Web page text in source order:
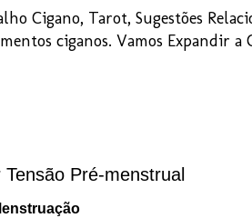
Cigano, Tarot, Sugestões
ciganos. Vamos Expandir a
Pré-menstrual